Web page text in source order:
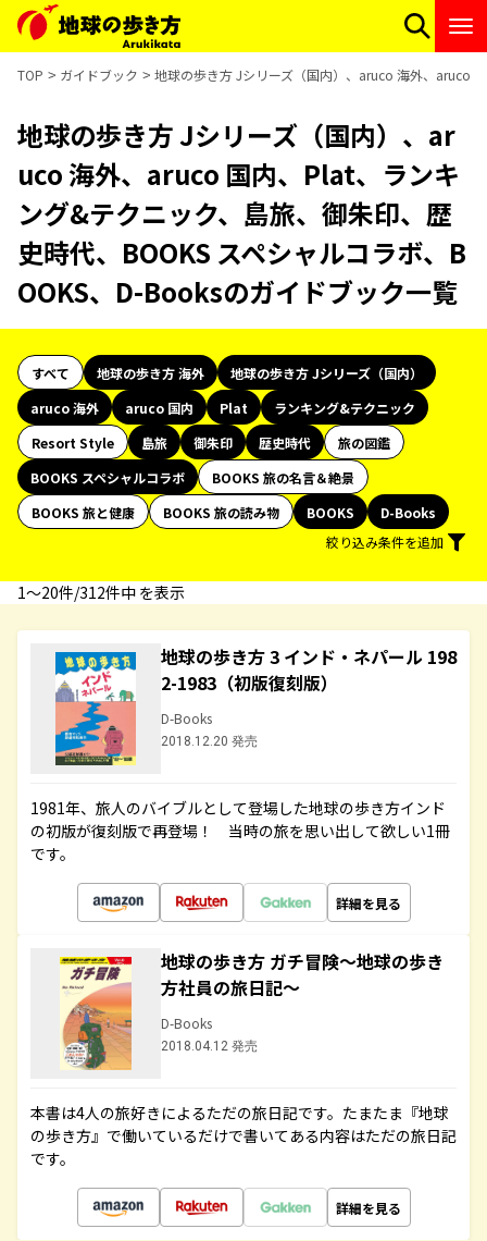
TOP ガイドブック 地球の歩き方 Jシリーズ（国内）、aruco 海外、aruco
地球の歩き方 Jシリーズ（国内）、ar
uco 海外、aruco 国内、Plat、ランキ
ング&テクニック、島旅、御朱印、歴
史時代、BOOKS スペシャルコラボ、B
OOKS、D-Booksのガイドブック一覧
すべて 地球の歩き方 海外
地球の歩き方 Jシリーズ（国内）
aruco 海外
aruco 国内 Plat
ランキング&テクニック
Resort Style
島旅 御朱印 歴史時代
旅の図鑑
BOOKS スペシャルコラボ
BOOKS 旅の名言＆絶景
BOOKS 旅と健康
BOOKS 旅の読み物 BOOKS
D-Books
絞り込み条件を追加
1〜20件/312件中 を表示
地球の歩き方 3 インド・ネパール 198
2-1983（初版復刻版）
D-Books
2018.12.20 発売
1981年、旅人のバイブルとして登場した地球の歩き方インド
の初版が復刻版で再登場！ 当時の旅を思い出して欲しい1冊
です。
詳細を見る
地球の歩き方 ガチ冒険～地球の歩き
方社員の旅日記～
D-Books
2018.04.12 発売
本書は4人の旅好きによるただの旅日記です。たまたま『地球
の歩き方』で働いているだけで書いてある内容はただの旅日記
です。
詳細を見る